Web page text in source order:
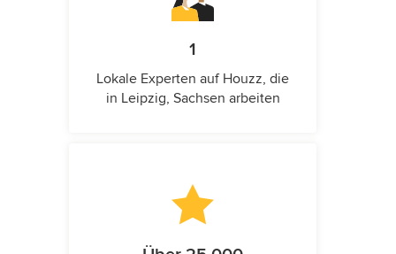
1
Lokale Experten auf Houzz, die
in Leipzig, Sachsen arbeiten